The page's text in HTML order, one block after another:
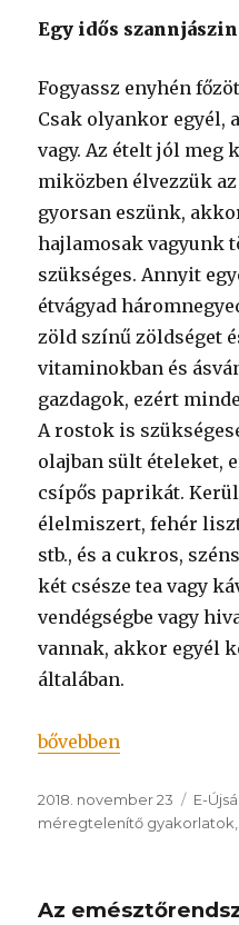
Egy idős
Fogyassz enyhén
Csak olyankor egyél,
vagy. Az ételt jól meg
miközben élvezzük
gyorsan eszünk,
hajlamosak vagyunk
szükséges. Annyit
étvágyad
zöld színű zöldséget
vitaminokban és
gazdagok, ezért
A rostok is
olajban sült ételeket,
csípős paprikát.
élelmiszert, fehér
stb., és a cukros,
két csésze tea vagy
vendégségbe vagy
vannak, akkor egyél
általában.
„Ételünk”
bővebben
Közzétéve
2018. november 23 E-
méregtelenítő gyakorlatok
Az